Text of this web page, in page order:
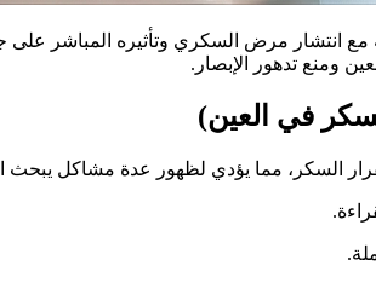
انتشار مرض السكري وتأثيره المباشر على
ومنع تدهور الإبصار.
في العين)
السكر، مما يؤدي لظهور عدة مشاكل